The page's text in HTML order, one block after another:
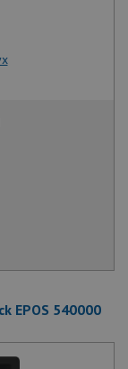
EPOS 540000